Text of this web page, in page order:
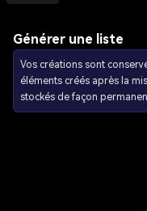
Générer une liste
Vos créations sont
éléments créés après la
stockés de façon